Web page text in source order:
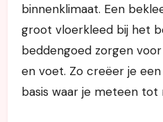
binnenklimaat. Een
groot vloerkleed bij het
beddengoed zorgen
en voet. Zo creëer je
basis waar je meteen tot